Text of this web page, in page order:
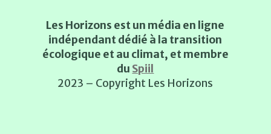
Les Horizons est un média en ligne
indépendant dédié à la transition
écologique et au climat, et membre
du Spiil
2023 – Copyright Les Horizons